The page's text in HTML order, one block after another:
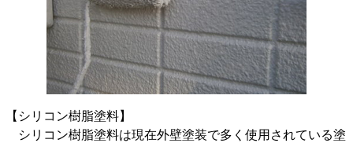
【シリコン樹脂塗料】
シリコン樹脂塗料は現在外壁塗装で多く使用されている塗